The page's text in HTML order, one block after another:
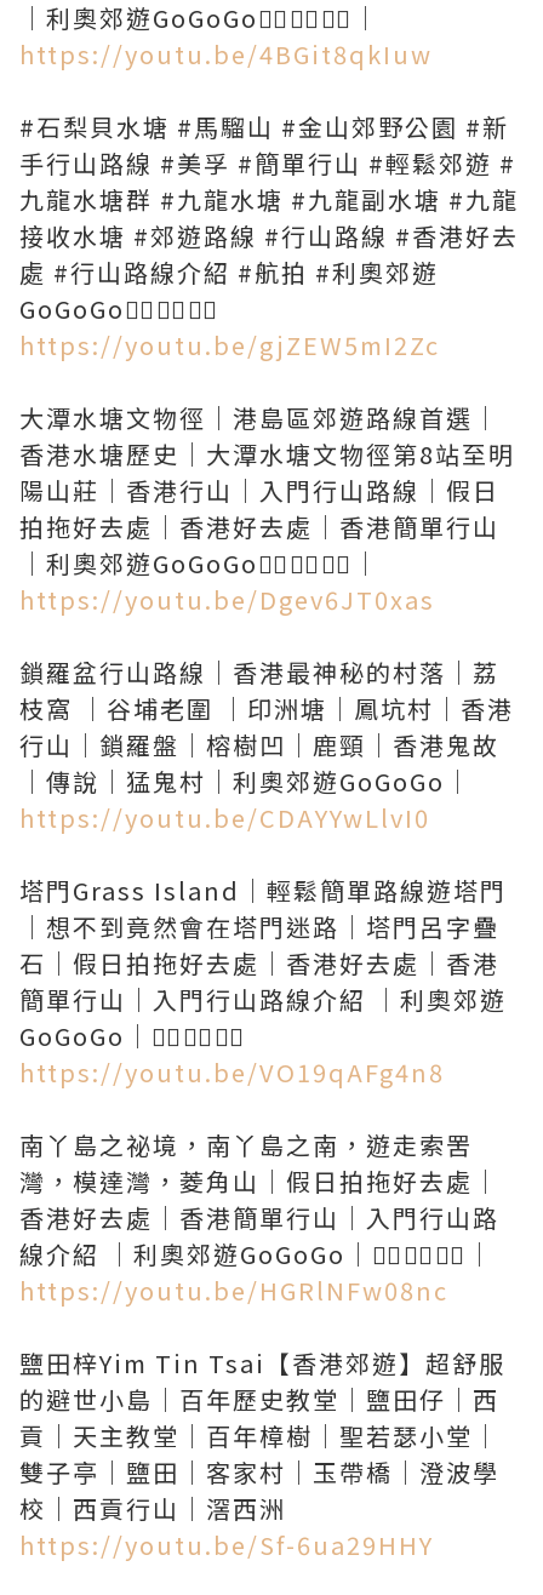
https://youtu.be/4BGit8qkIuw
#石梨貝水塘 #馬騮山 #金山郊野公園 #新
手行山路線 #美孚 #簡單行山 #輕鬆郊遊 #
九龍水塘群 #九龍水塘 #九龍副水塘 #九龍
接收水塘 #郊遊路線 #行山路線 #香港好去
處 #行山路線介紹 #航拍 #利奧郊遊
https://youtu.be/gjZEW5mI2Zc
大潭水塘文物徑｜港島區郊遊路線首選｜
香港水塘歷史｜大潭水塘文物徑第8站至明
陽山莊｜香港行山｜入門行山路線｜假日
拍拖好去處｜香港好去處｜香港簡單行山
https://youtu.be/Dgev6JT0xas
鎖羅盆行山路線｜香港最神秘的村落｜荔
枝窩 ｜谷埔老圍 ｜印洲塘｜鳳坑村｜香港
行山｜鎖羅盤｜榕樹凹｜鹿頸｜香港鬼故
https://youtu.be/CDAYYwLlvI0
塔門Grass Island｜輕鬆簡單路線遊塔門
｜想不到竟然會在塔門迷路｜塔門呂字疊
石｜假日拍拖好去處｜香港好去處｜香港
簡單行山｜入門行山路線介紹 ｜利奧郊遊
https://youtu.be/VO19qAFg4n8
南丫島之祕境，南丫島之南，遊走索罟
灣，模達灣，菱角山｜假日拍拖好去處｜
香港好去處｜香港簡單行山｜入門行山路
https://youtu.be/HGRlNFw08nc
鹽田梓Yim Tin Tsai【香港郊遊】超舒服
的避世小島｜百年歷史教堂｜鹽田仔｜西
貢｜天主教堂｜百年樟樹｜聖若瑟小堂｜
雙子亭｜鹽田｜客家村｜玉帶橋｜澄波學
https://youtu.be/Sf-6ua29HHY